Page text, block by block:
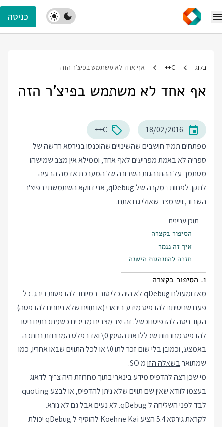
כניסה
בלוג C++ אף אחד לא משתמש בפיצ'ר הזה
אף אחד לא משתמש בפיצ'ר הזה
18/02/2016
C++
מפתחים תמיד חושבים שהשינויים שהוכנסו בגירסא חדשה של
ספריה לא באמת מפריעים לאף אחד, וממילא אין מצב שמישהו
מסתמך על ההתנהגות השבורה של המערכת אז מה הבעיה
לתקן. לפחות במקרה של qDebug, אני דווקא השתמשתי בפיצ'ר
השבור, ויש מצב שאולי גם אתם.
תוכן עניינים
הסיפור בקצרה
איך זה נגמר
חזרה להתנהגות הישנה
1. הסיפור בקצרה
מאז ומעולם qDebug לא היה כלי טוב במיוחד להדפסות דיבג. כל
פעם שניסיתם להדפיס מידע בינארי (או תווים שלא ניתנים להדפסה)
הקוד ניסה להדפיסו וכשל. זה יצר מצבים מביכים כשמתכנתים ניסו
להדפיס מחרוזות שכללו את הסימן\0ואז בפלט המחרוזת נחתכה
באמצע, וכמובן בלי שום זכר לתו\0או לכל התווים שבאו אחריו, כמו
שמתוארבשאלה הזומ SO.
מי שכן רצה להדפיס מידע בינארי בתוך מחרוזת היה צריך לדאוג
בעצמו לוודא שאין שם תווים שלא ניתן להדפיס, או לבצע quoting
לבד לפני השליחה ל qDebug. לא נעים אבל גם לא נורא.
לקראת גירסא 5.4 הציע Koehne Kai להוסיף ל qDebug יכולת